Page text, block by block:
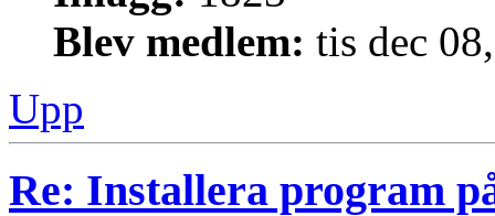
Blev medlem: tis dec
Upp
Re: Installera program